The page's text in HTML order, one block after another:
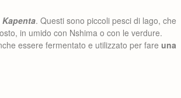
Kapenta. Questi sono piccoli pesci di lago, che
in umido con Nshima o con le verdure.
essere fermentato e utilizzato per fare una